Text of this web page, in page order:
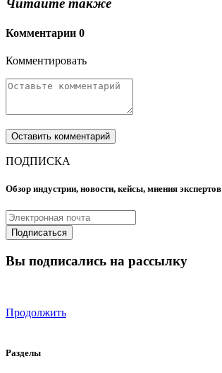
Читайте также
Комментарии 0
Комментировать
ПОДПИСКА
Обзор индустрии, новости, кейсы, мнения экспертов
Вы подписались на рассылку
Продолжить
Разделы